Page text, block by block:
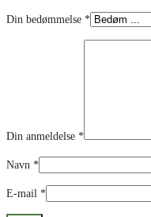
Din bedømmelse *
Din anmeldelse *
Navn *
E-mail *